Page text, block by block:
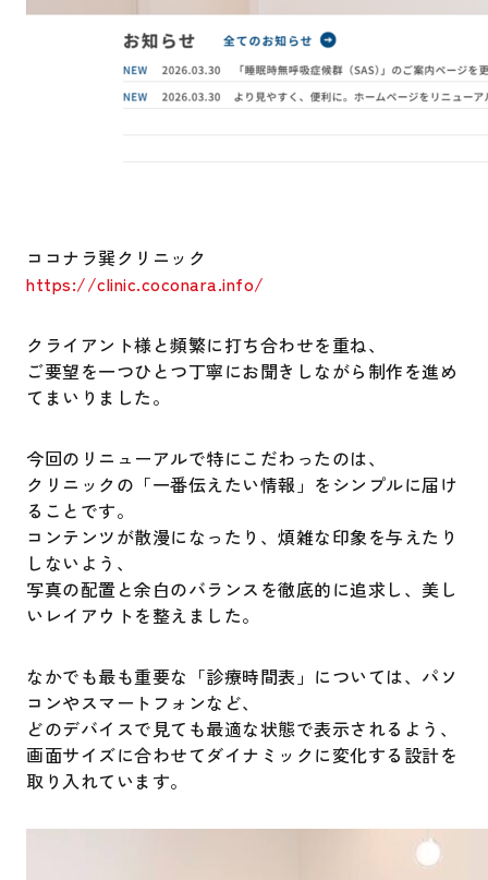
ココナラ巽クリニック
https://clinic.coconara.info/
クライアント様と頻繁に打ち合わせを重ね、
ご要望を一つひとつ丁寧にお聞きしながら制作を進め
てまいりました。
今回のリニューアルで特にこだわったのは、
クリニックの「一番伝えたい情報」をシンプルに届け
ることです。
コンテンツが散漫になったり、煩雑な印象を与えたり
しないよう、
写真の配置と余白のバランスを徹底的に追求し、美し
いレイアウトを整えました。
なかでも最も重要な「診療時間表」については、パソ
コンやスマートフォンなど、
どのデバイスで見ても最適な状態で表示されるよう、
画面サイズに合わせてダイナミックに変化する設計を
取り入れています。